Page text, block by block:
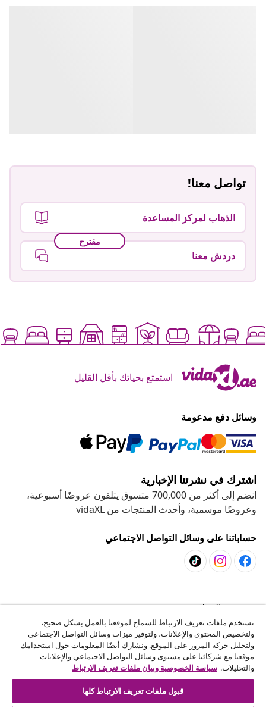
تواصل معنا!
الذهاب لمركز المساعدة
مقترح
دردش معنا
استمتع بحياتك بأقل القليل
وسائل دفع مدعومة
اشترك في نشرتنا الإخبارية
انضم إلى أكثر من 700,000 متسوق يتلقون عروضًا أسبوعية،
وعروضًا موسمية، وأحدث المنتجات من vidaXL
حساباتنا على وسائل التواصل الاجتماعي
خدمة العملاء
المشاريع
vidaXL
نستخدم ملفات تعريف الارتباط للسماح لموقعنا بالعمل بشكل صحيح،
ولتخصيص المحتوى والإعلانات، ولتوفير ميزات وسائل التواصل الاجتماعي
ولتحليل حركة المرور على الموقع. ونشارك أيضًا المعلومات حول استخدامك
موقعنا مع شركائنا على مستوى وسائل التواصل الاجتماعي والإعلانات
والتحليلات. سياسة الخصوصية وبيان ملفات تعريف الارتباط
قبول ملفات تعريف الارتباط كلها